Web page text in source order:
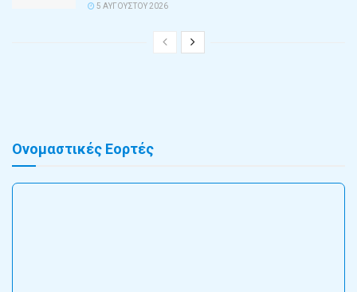
5 ΑΥΓΟΎΣΤΟΥ 2026
Ονομαστικές Εορτές